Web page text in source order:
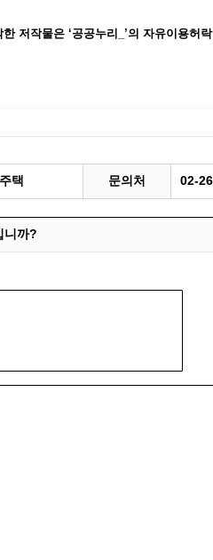
공유농업
정장대
저작물은 ‘공공누리_’의 자유이용허
택 문의처 02-
니까?